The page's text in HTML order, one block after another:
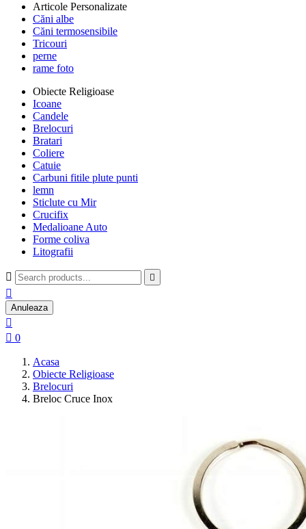
Articole Personalizate
Căni albe
Căni termosensibile
Tricouri
perne
rame foto
Obiecte Religioase
Icoane
Candele
Brelocuri
Bratari
Coliere
Catuie
Carbuni fitile plute punti
lemn
Sticlute cu Mir
Crucifix
Medalioane Auto
Forme coliva
Litografii
 

Anuleaza

 0
Acasa
Obiecte Religioase
Brelocuri
Breloc Cruce Inox